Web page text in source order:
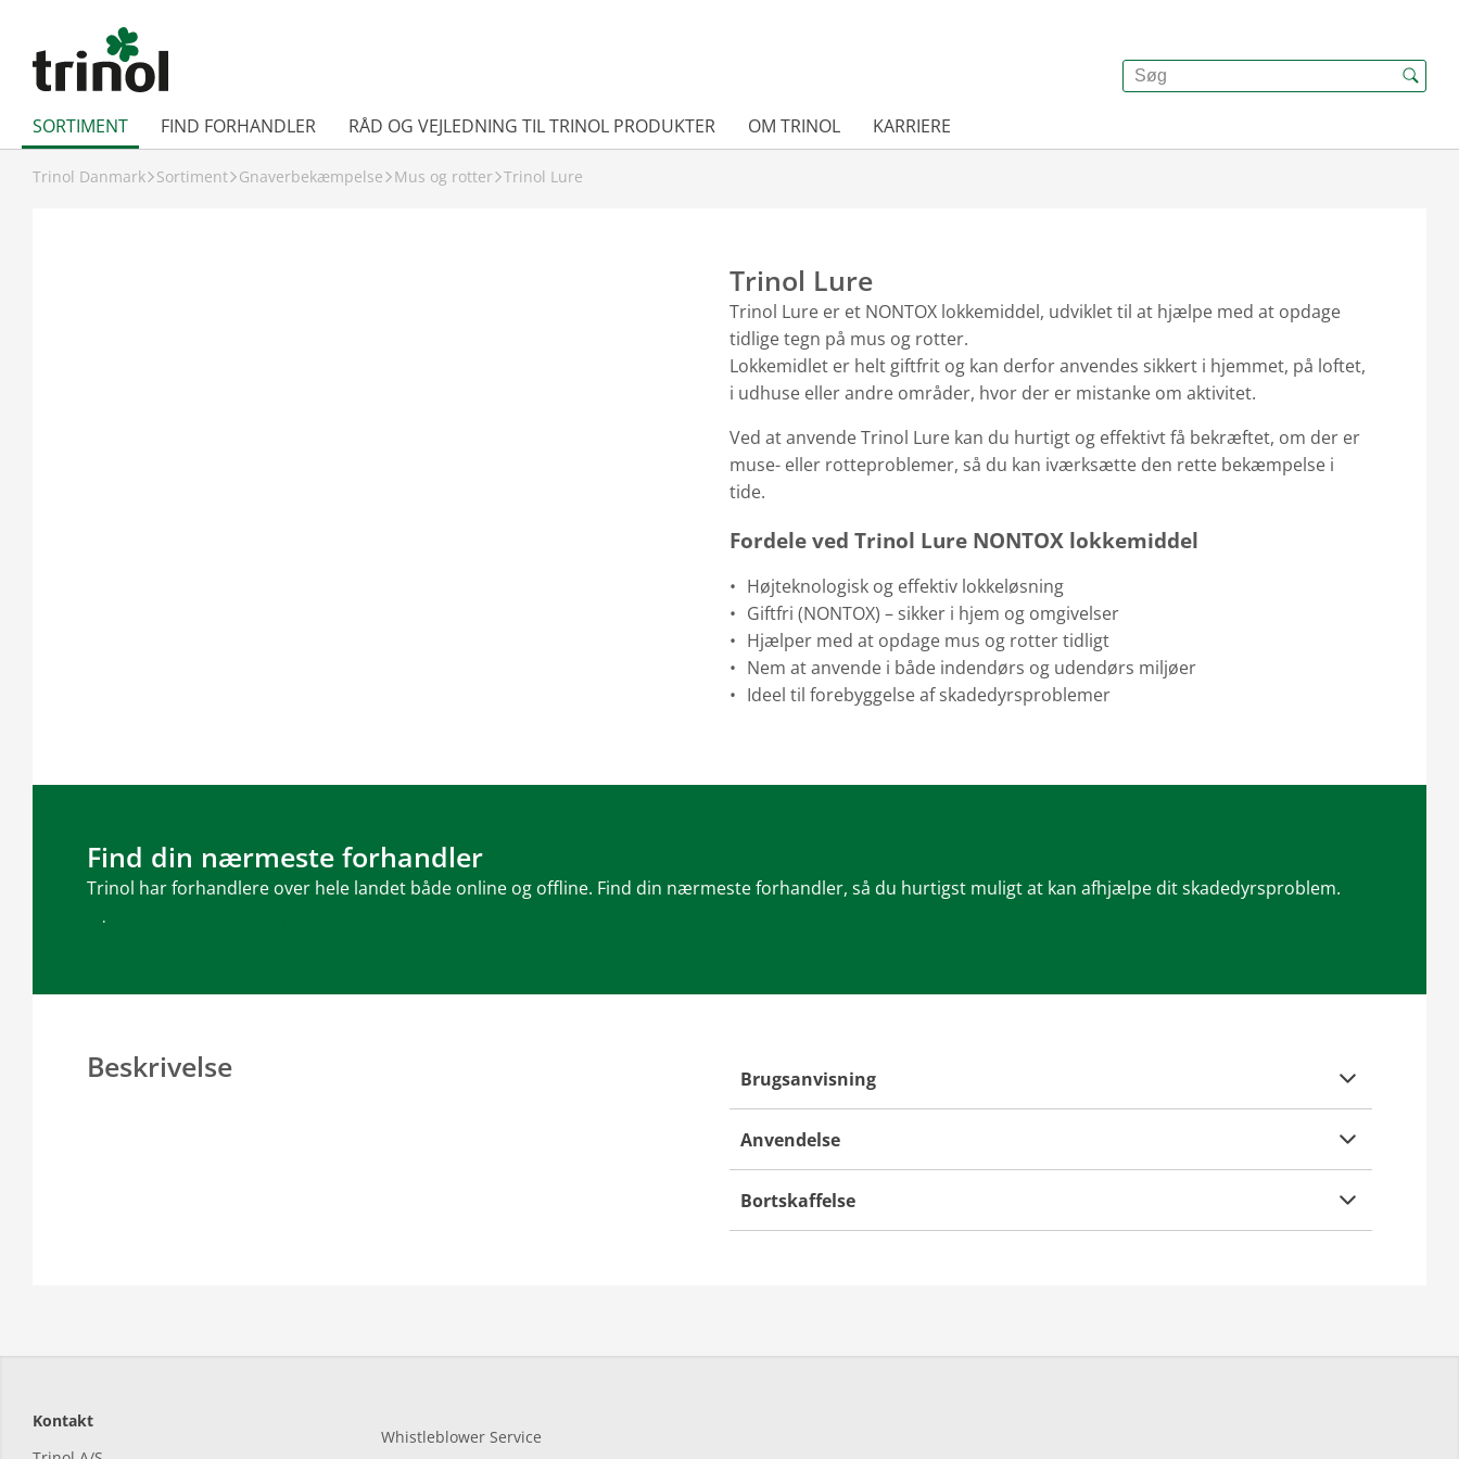
SORTIMENT FIND FORHANDLER RÅD OG VEJLEDNING TIL TRINOL PRODUKTER OM TRINOL KARRIERE
Trinol Danmark Sortiment Gnaverbekæmpelse Mus og rotter Trinol Lure
Trinol Lure
Trinol Lure er et NONTOX lokkemiddel, udviklet til at hjælpe med at opdage
tidlige tegn på mus og rotter.
Lokkemidlet er helt giftfrit og kan derfor anvendes sikkert i hjemmet, på loftet,
i udhuse eller andre områder, hvor der er mistanke om aktivitet.
Ved at anvende Trinol Lure kan du hurtigt og effektivt få bekræftet, om der er
muse- eller rotteproblemer, så du kan iværksætte den rette bekæmpelse i
tide.
Fordele ved Trinol Lure NONTOX lokkemiddel
Højteknologisk og effektiv lokkeløsning
Giftfri (NONTOX) – sikker i hjem og omgivelser
Hjælper med at opdage mus og rotter tidligt
Nem at anvende i både indendørs og udendørs miljøer
Ideel til forebyggelse af skadedyrsproblemer
Find din nærmeste forhandler
Trinol har forhandlere over hele landet både online og offline. Find din nærmeste forhandler, så du hurtigst muligt at kan afhjælpe dit skadedyrsproblem.
Find din nærmeste forhandler
Beskrivelse Brugsanvisning
Anvendelse
Bortskaffelse
Kontakt
Whistleblower Service